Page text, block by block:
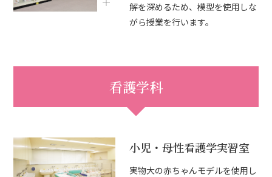
解を深めるため、模型を使用しな
がら授業を行います。
看護学科
小児・母性看護学実習室
実物大の赤ちゃんモデルを使用し